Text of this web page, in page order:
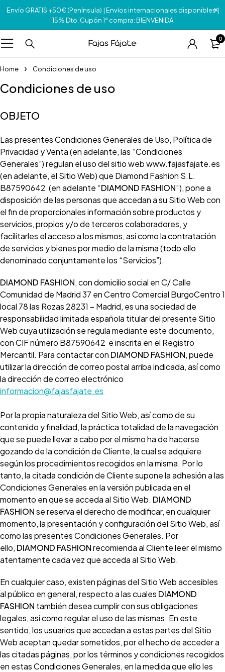
Envío GRATIS +50€ (Península) | Envíos internacionales disponibles |
15% Dto. Cupón 1ª compra: BIENVENIDA
0
Home Condiciones de uso
Condiciones de uso
OBJETO
Las presentes Condiciones Generales de Uso, Política de
Privacidad y Venta (en adelante, las “Condiciones
Generales”) regulan el uso del sitio web www.fajasfajate.es
(en adelante, el Sitio Web) que Diamond Fashion S.L.
B87590642 (en adelante “DIAMOND FASHION“), pone a
disposición de las personas que accedan a su Sitio Web con
el fin de proporcionales información sobre productos y
servicios, propios y/o de terceros colaboradores, y
facilitarles el acceso a los mismos, así como la contratación
de servicios y bienes por medio de la misma (todo ello
denominado conjuntamente los “Servicios”).
DIAMOND FASHION, con domicilio social en C/ Calle
Comunidad de Madrid 37 en Centro Comercial BurgoCentro 1
local 78 las Rozas 28231 – Madrid, es una sociedad de
responsabilidad limitada española titular del presente Sitio
Web cuya utilización se regula mediante este documento,
con CIF número B87590642 e inscrita en el Registro
Mercantil. Para contactar con DIAMOND FASHION, puede
utilizar la dirección de correo postal arriba indicada, así como
la dirección de correo electrónico
informacion@fajasfajate.es
Por la propia naturaleza del Sitio Web, así como de su
contenido y finalidad, la práctica totalidad de la navegación
que se puede llevar a cabo por el mismo ha de hacerse
gozando de la condición de Cliente, la cual se adquiere
según los procedimientos recogidos en la misma. Por lo
tanto, la citada condición de Cliente supone la adhesión a las
Condiciones Generales en la versión publicada en el
momento en que se acceda al Sitio Web. DIAMOND
FASHIONse reserva el derecho de modificar, en cualquier
momento, la presentación y configuración del Sitio Web, así
como las presentes Condiciones Generales. Por
ello, DIAMOND FASHIONrecomienda al Cliente leer el mismo
atentamente cada vez que acceda al Sitio Web.
En cualquier caso, existen páginas del Sitio Web accesibles
al público en general, respecto a las cuales DIAMOND
FASHION también desea cumplir con sus obligaciones
legales, así como regular el uso de las mismas. En este
sentido, los usuarios que accedan a estas partes del Sitio
Web aceptan quedar sometidos, por el hecho de acceder a
las citadas páginas, por los términos y condiciones recogidos
en estas Condiciones Generales, en la medida que ello les